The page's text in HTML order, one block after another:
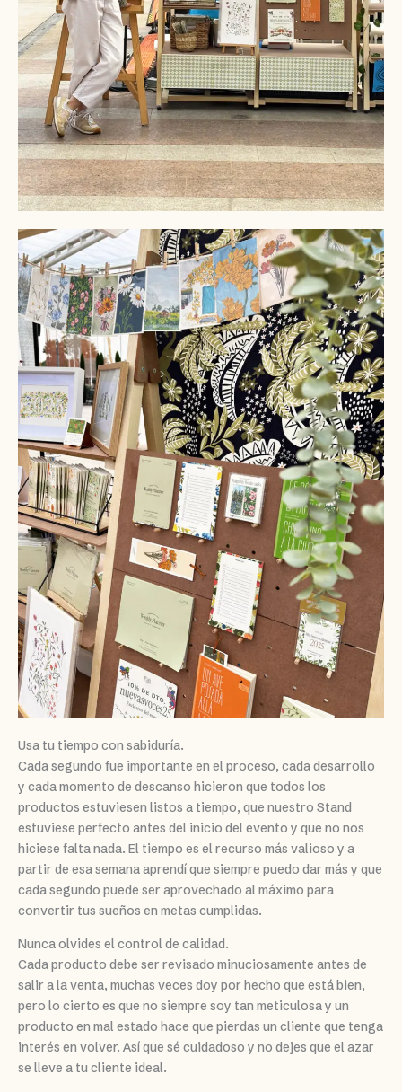
Usa tu tiempo con sabiduría.
Cada segundo fue importante en el proceso, cada desarrollo
y cada momento de descanso hicieron que todos los
productos estuviesen listos a tiempo, que nuestro Stand
estuviese perfecto antes del inicio del evento y que no nos
hiciese falta nada. El tiempo es el recurso más valioso y a
partir de esa semana aprendí que siempre puedo dar más y que
cada segundo puede ser aprovechado al máximo para
convertir tus sueños en metas cumplidas.
Nunca olvides el control de calidad.
Cada producto debe ser revisado minuciosamente antes de
salir a la venta, muchas veces doy por hecho que está bien,
pero lo cierto es que no siempre soy tan meticulosa y un
producto en mal estado hace que pierdas un cliente que tenga
interés en volver. Así que sé cuidadoso y no dejes que el azar
se lleve a tu cliente ideal.